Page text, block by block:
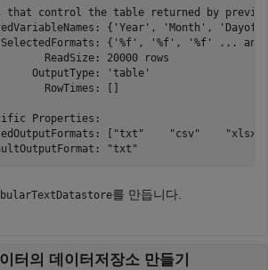
that control the table returned by
{'Year', 'Month',
{'%f', '%f', '%f' ... and
ReadSize: 20000 rows
OutputType: 'table'
RowTimes: []
Properties:
["txt"    "csv"
를 만듭니다.
터의 데이터저장소 만들기